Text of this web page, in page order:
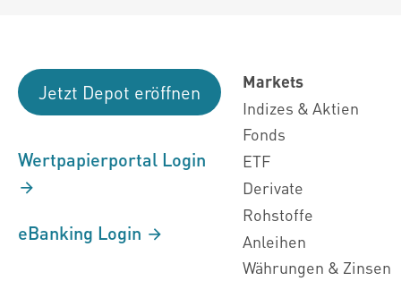
Jetzt Depot eröffnen
Wertpapierportal Login
eBanking Login
Markets
Indizes & Aktien
Fonds
ETF
Derivate
Rohstoffe
Anleihen
Währungen & Zinsen